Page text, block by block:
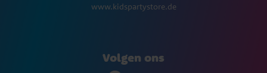
www.kidspartystore.de
Volgen ons